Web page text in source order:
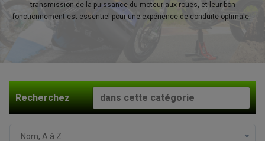
transmission de la puissance du moteur aux roues, et leur bon
fonctionnement est essentiel pour une expérience de conduite optimale.
Recherchez
Nom, A à Z